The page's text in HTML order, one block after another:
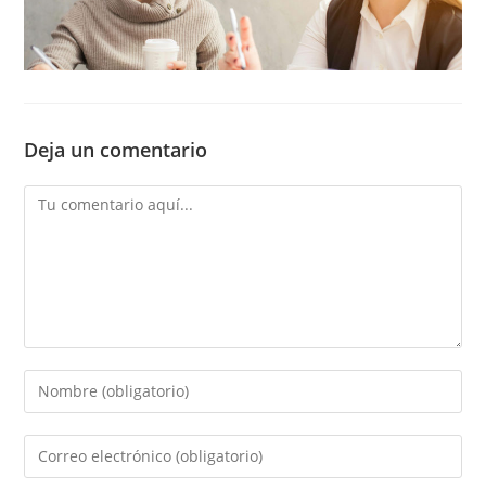
Deja un comentario
Comentario
Introducí
tu
nombre
Introducí
tu